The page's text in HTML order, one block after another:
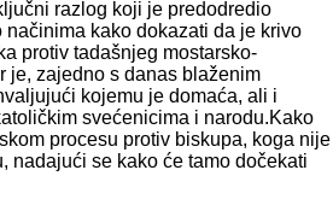
razlog koji je predodredio
kako dokazati da je krivo
protiv tadašnjeg mostarsko-
je, zajedno s danas blaženim
kojemu je domaća, ali i
svećenicima i narodu.Kako
procesu protiv biskupa, koga nije
nadajući se kako će tamo dočekati